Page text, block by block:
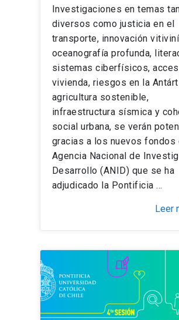
Investigaciones en temas
diversos como justicia en el
transporte, innovación
oceanografía profunda,
sistemas ciberfísicos,
vivienda, riesgos en la
agricultura sostenible,
infraestructura sísmica y
social urbana, se verán
gracias a los nuevos fondos
Agencia Nacional de
Desarrollo (ANID) que se ha
adjudicado la Pontificia …
Leer